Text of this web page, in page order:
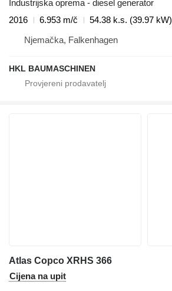
Industrijska oprema - diesel generator
2016
6.953 m/č
54.38 k.s. (39.97 kW)
Njemačka, Falkenhagen
HKL BAUMASCHINEN
Atlas Copco XRHS 366
Cijena na upit